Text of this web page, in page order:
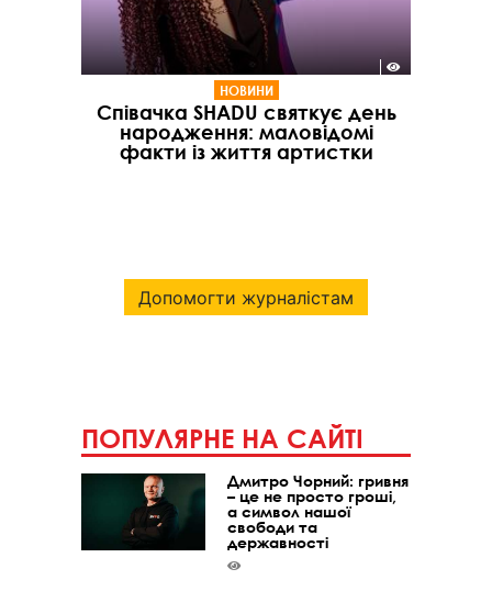
НОВИНИ
Співачка SHADU святкує день
народження: маловідомі
факти із життя артистки
Допомогти журналістам
ПОПУЛЯРНЕ НА САЙТІ
Дмитро Чорний: гривня
– це не просто гроші,
а символ нашої
свободи та
державності